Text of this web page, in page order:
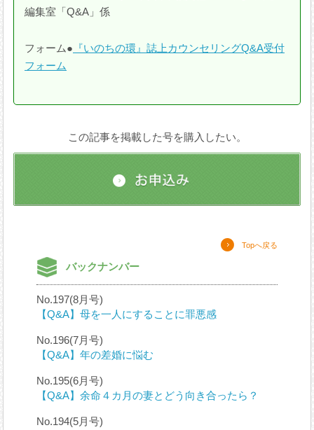
編集室「Q&A」係
フォーム● 『いのちの環』誌上カウンセリングQ&A受付
フォーム
この記事を掲載した号を購入したい。
Topへ戻る
バックナンバー
No.197(8月号)
【Q&A】母を一人にすることに罪悪感
No.196(7月号)
【Q&A】年の差婚に悩む
No.195(6月号)
【Q&A】余命４カ月の妻とどう向き合ったら？
No.194(5月号)